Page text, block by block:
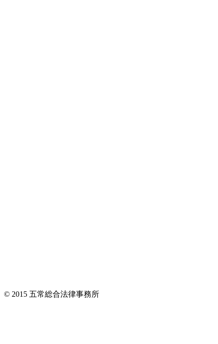
© 2015 五常総合法律事務所